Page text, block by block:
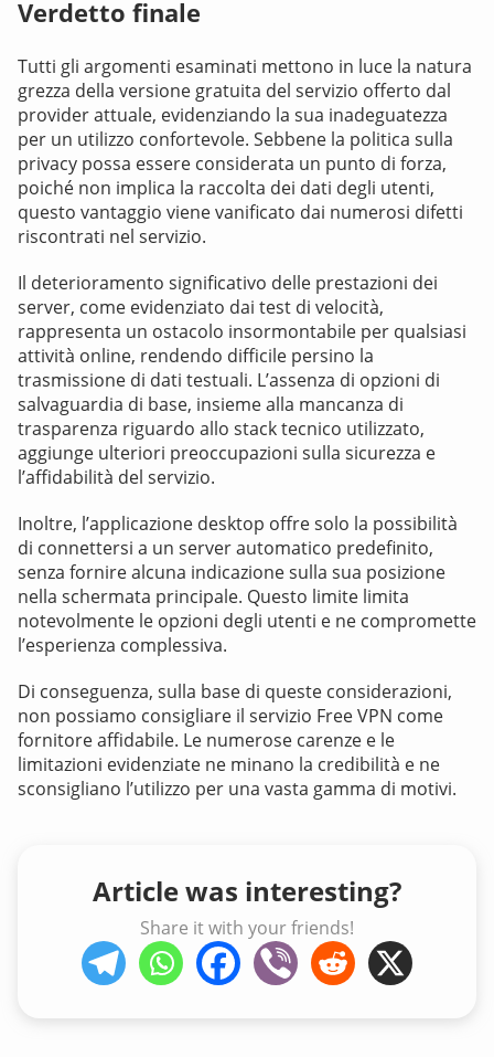
Verdetto finale
Tutti gli argomenti esaminati mettono in luce la natura
grezza della versione gratuita del servizio offerto dal
provider attuale, evidenziando la sua inadeguatezza
per un utilizzo confortevole. Sebbene la politica sulla
privacy possa essere considerata un punto di forza,
poiché non implica la raccolta dei dati degli utenti,
questo vantaggio viene vanificato dai numerosi difetti
riscontrati nel servizio.
Il deterioramento significativo delle prestazioni dei
server, come evidenziato dai test di velocità,
rappresenta un ostacolo insormontabile per qualsiasi
attività online, rendendo difficile persino la
trasmissione di dati testuali. L’assenza di opzioni di
salvaguardia di base, insieme alla mancanza di
trasparenza riguardo allo stack tecnico utilizzato,
aggiunge ulteriori preoccupazioni sulla sicurezza e
l’affidabilità del servizio.
Inoltre, l’applicazione desktop offre solo la possibilità
di connettersi a un server automatico predefinito,
senza fornire alcuna indicazione sulla sua posizione
nella schermata principale. Questo limite limita
notevolmente le opzioni degli utenti e ne compromette
l’esperienza complessiva.
Di conseguenza, sulla base di queste considerazioni,
non possiamo consigliare il servizio Free VPN come
fornitore affidabile. Le numerose carenze e le
limitazioni evidenziate ne minano la credibilità e ne
sconsigliano l’utilizzo per una vasta gamma di motivi.
Article was interesting?
Share it with your friends!